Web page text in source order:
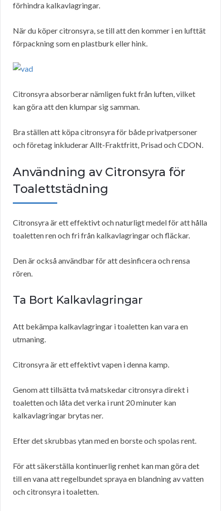
förhindra kalkavlagringar.
När du köper citronsyra, se till att den kommer i en lufttät
förpackning som en plastburk eller hink.
Citronsyra absorberar nämligen fukt från luften, vilket
kan göra att den klumpar sig samman.
Bra ställen att köpa citronsyra för både privatpersoner
och företag inkluderar Allt-Fraktfritt, Prisad och CDON.
Användning av Citronsyra för
Toalettstädning
Citronsyra är ett effektivt och naturligt medel för att hålla
toaletten ren och fri från kalkavlagringar och fläckar.
Den är också användbar för att desinficera och rensa
rören.
Ta Bort Kalkavlagringar
Att bekämpa kalkavlagringar i toaletten kan vara en
utmaning.
Citronsyra är ett effektivt vapen i denna kamp.
Genom att tillsätta två matskedar citronsyra direkt i
toaletten och låta det verka i runt 20 minuter kan
kalkavlagringar brytas ner.
Efter det skrubbas ytan med en borste och spolas rent.
För att säkerställa kontinuerlig renhet kan man göra det
till en vana att regelbundet spraya en blandning av vatten
och citronsyra i toaletten.